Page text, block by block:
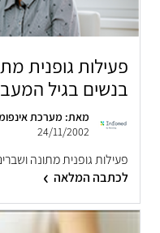
פעילות גופנית
בנשים בגיל
מאת: מערכת
24/11/2002
פעילות גופנית מתונה
לכתבה המלאה